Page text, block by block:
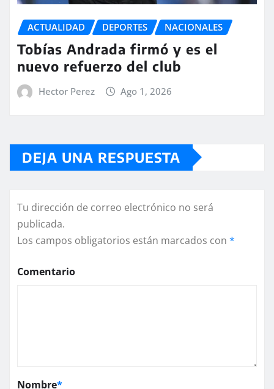
ACTUALIDAD DEPORTES NACIONALES
Tobías Andrada firmó y es el
nuevo refuerzo del club
Hector Perez Ago 1, 2026
DEJA UNA RESPUESTA
Tu dirección de correo electrónico no será
publicada.
Los campos obligatorios están marcados con *
Comentario
Nombre*